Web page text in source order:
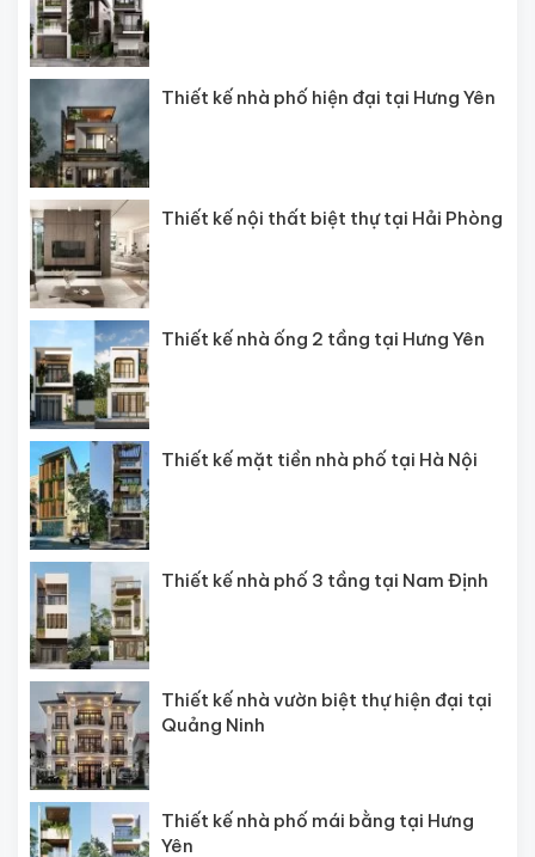
Thiết kế nhà phố hiện đại tại Hưng Yên
Thiết kế nội thất biệt thự tại Hải Phòng
Thiết kế nhà ống 2 tầng tại Hưng Yên
Thiết kế mặt tiền nhà phố tại Hà Nội
Thiết kế nhà phố 3 tầng tại Nam Định
Thiết kế nhà vườn biệt thự hiện đại tại
Quảng Ninh
Thiết kế nhà phố mái bằng tại Hưng
Yên